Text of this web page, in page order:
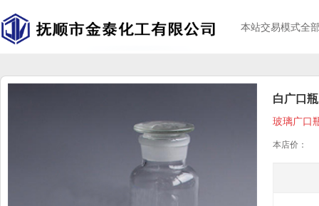
本站交易模式全
白广口瓶
玻璃广口
本店价：